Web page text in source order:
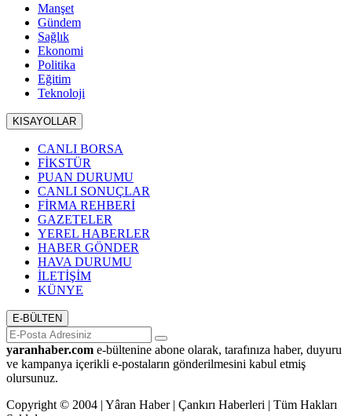
Manşet
Gündem
Sağlık
Ekonomi
Politika
Eğitim
Teknoloji
KISAYOLLAR
CANLI BORSA
FİKSTÜR
PUAN DURUMU
CANLI SONUÇLAR
FİRMA REHBERİ
GAZETELER
YEREL HABERLER
HABER GÖNDER
HAVA DURUMU
İLETİŞİM
KÜNYE
E-BÜLTEN
yaranhaber.com e-bültenine abone olarak, tarafınıza haber, duyuru
ve kampanya içerikli e-postaların gönderilmesini kabul etmiş
olursunuz.
Copyright © 2004 | Yâran Haber | Çankırı Haberleri | Tüm Hakları